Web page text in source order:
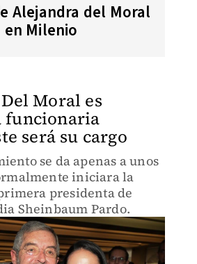
Alejandra del Moral
en Milenio
Moral es
funcionaria
será su cargo
se da apenas a unos
iniciara la
presidenta de
Sheinbaum Pardo.